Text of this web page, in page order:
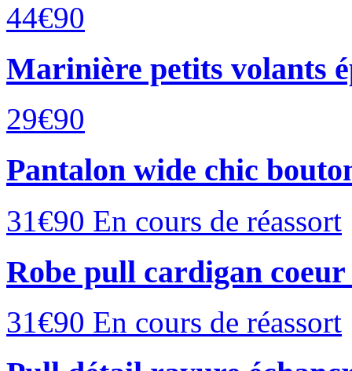
44€90
Marinière petits volants
29€90
Pantalon wide chic
31€90 En cours de réassort
Robe pull cardigan
31€90 En cours de réassort